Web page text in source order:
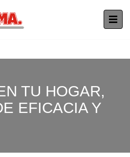
TU HOGAR,
EFICACIA Y